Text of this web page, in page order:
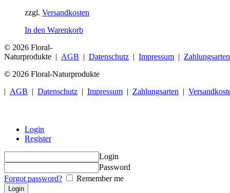
zzgl. Versandkosten
In den Warenkorb
© 2026 Floral-
Naturprodukte | AGB | Datenschutz | Impressum | Zahlungsarten
© 2026 Floral-Naturprodukte
| AGB | Datenschutz | Impressum | Zahlungsarten |
Login
Register
Login
Password
Forgot password?
Remember me